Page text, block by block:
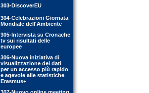
303-DiscoverEU
304-Celebrazioni Giornata
Mondiale dell'Ambiente
305-Intervista su Cronache
tv sui risultati delle
europee
306-Nuova iniziativa di
visualizzazione dei dati
per un accesso più rapido
e agevole alle statistiche
Erasmus+